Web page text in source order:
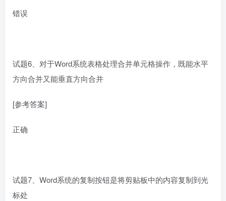
错误
试题6、对于Word系统表格处理合并单元格操作，既能水平
方向合并又能垂直方向合并
[参考答案]
正确
试题7、Word系统的复制按钮是将剪贴板中的内容复制到光
标处